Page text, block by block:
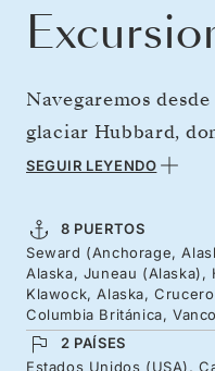
Navegaremos
glaciar Hubbard,
y rompe el silencio
Mendenhall, y
antes de montar en
ballenas.
Interior cuando
momento en que
SEGUIR LEYENDO
8 PUERTOS
Seward (Anchorage,
Alaska, Juneau (Alaska),
Klawock, Alaska,
Columbia Británica,
2 PAÍSES
Estados Unidos (USA),